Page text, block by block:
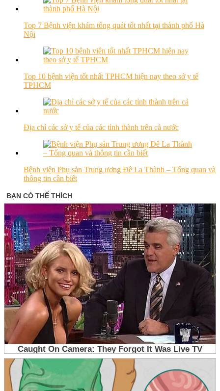
Top 7 Bệnh viện khám tổng quát tốt nhất tại thành phố Hà
Nội
Top 10 bệnh viện tốt nhất TPHCM hiện nay theo sở y tế
TPHCM
Địa chỉ các sở y tế của các tỉnh thành trên cả nước
Bệnh viện Phụ sản Trung ương Đê La Thành – Tổng quan và
thông tin cần biết